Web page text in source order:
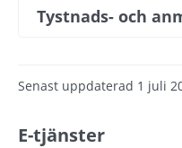
Tystnads- och
Senast uppdaterad 1 juli
E-tjänster